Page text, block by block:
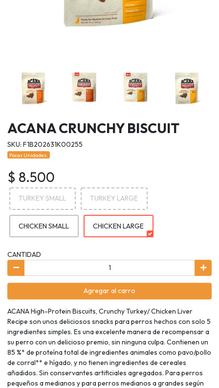
ACANA CRUNCHY BISCUIT
SKU: F1B202631K00255
Pocas Unidades.
$ 8.500
TURKEY SMALL TURKEY LARGE
CHICKEN SMALL CHICKEN LARGE
CANTIDAD
Agregar al carro
ACANA High-Protein Biscuits, Crunchy Turkey/ Chicken Liver
Recipe son unos deliciosos snacks para perros hechos con solo 5
ingredientes simples. Es una excelente manera de recompensar a
su perro con un delicioso premio, sin ninguna culpa. Contienen un
85 %* de proteína total de ingredientes animales como pavo/pollo
de corral** e hígado, y no tienen ingredientes de cereales
añadidos. Sin conservantes artificiales agregados. Para perros
pequeños a medianos y para perros medianos a grandes según